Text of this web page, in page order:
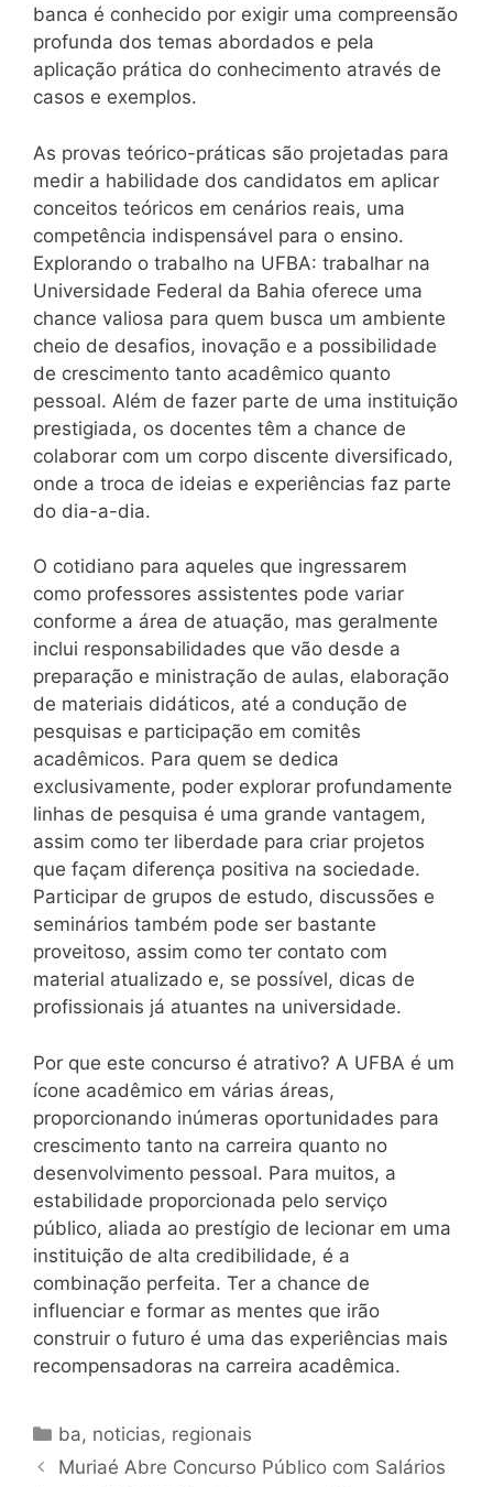
banca é conhecido por exigir uma compreensão
profunda dos temas abordados e pela
aplicação prática do conhecimento através de
casos e exemplos.
As provas teórico-práticas são projetadas para
medir a habilidade dos candidatos em aplicar
conceitos teóricos em cenários reais, uma
competência indispensável para o ensino.
Explorando o trabalho na UFBA: trabalhar na
Universidade Federal da Bahia oferece uma
chance valiosa para quem busca um ambiente
cheio de desafios, inovação e a possibilidade
de crescimento tanto acadêmico quanto
pessoal. Além de fazer parte de uma instituição
prestigiada, os docentes têm a chance de
colaborar com um corpo discente diversificado,
onde a troca de ideias e experiências faz parte
do dia-a-dia.
O cotidiano para aqueles que ingressarem
como professores assistentes pode variar
conforme a área de atuação, mas geralmente
inclui responsabilidades que vão desde a
preparação e ministração de aulas, elaboração
de materiais didáticos, até a condução de
pesquisas e participação em comitês
acadêmicos. Para quem se dedica
exclusivamente, poder explorar profundamente
linhas de pesquisa é uma grande vantagem,
assim como ter liberdade para criar projetos
que façam diferença positiva na sociedade.
Participar de grupos de estudo, discussões e
seminários também pode ser bastante
proveitoso, assim como ter contato com
material atualizado e, se possível, dicas de
profissionais já atuantes na universidade.
Por que este concurso é atrativo? A UFBA é um
ícone acadêmico em várias áreas,
proporcionando inúmeras oportunidades para
crescimento tanto na carreira quanto no
desenvolvimento pessoal. Para muitos, a
estabilidade proporcionada pelo serviço
público, aliada ao prestígio de lecionar em uma
instituição de alta credibilidade, é a
combinação perfeita. Ter a chance de
influenciar e formar as mentes que irão
construir o futuro é uma das experiências mais
recompensadoras na carreira acadêmica.
Categorias
ba, noticias, regionais
Muriaé Abre Concurso Público com Salários